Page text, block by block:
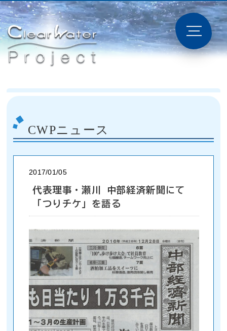
CWPニュース
2017/01/05
代表理事・瀬川 中部経済新聞にて
「つりチケ」を語る